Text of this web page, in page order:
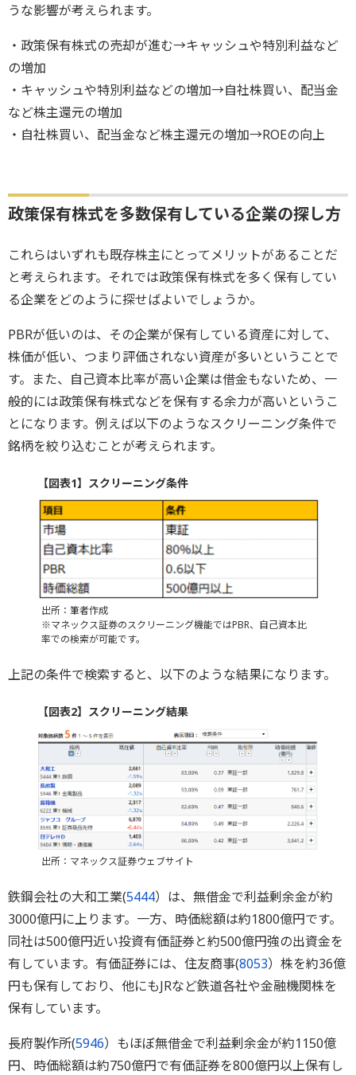
うな影響が考えられます。
・政策保有株式の売却が進む→キャッシュや特別利益など
の増加
・キャッシュや特別利益などの増加→自社株買い、配当金
など株主還元の増加
・自社株買い、配当金など株主還元の増加→ROEの向上
政策保有株式を多数保有している企業の探し方
これらはいずれも既存株主にとってメリットがあることだ
と考えられます。それでは政策保有株式を多く保有してい
る企業をどのように探せばよいでしょうか。
PBRが低いのは、その企業が保有している資産に対して、
株価が低い、つまり評価されない資産が多いということで
す。また、自己資本比率が高い企業は借金もないため、一
般的には政策保有株式などを保有する余力が高いというこ
とになります。例えば以下のようなスクリーニング条件で
銘柄を絞り込むことが考えられます。
【図表1】スクリーニング条件
出所：筆者作成
※マネックス証券のスクリーニング機能ではPBR、自己資本比
率での検索が可能です。
上記の条件で検索すると、以下のような結果になります。
【図表2】スクリーニング結果
出所：マネックス証券ウェブサイト
鉄鋼会社の大和工業(5444）は、無借金で利益剰余金が約
3000億円に上ります。一方、時価総額は約1800億円です。
同社は500億円近い投資有価証券と約500億円強の出資金を
有しています。有価証券には、住友商事(8053）株を約36億
円も保有しており、他にもJRなど鉄道各社や金融機関株を
保有しています。
長府製作所(5946）もほぼ無借金で利益剰余金が約1150億
円、時価総額は約750億円で有価証券を800億円以上保有し